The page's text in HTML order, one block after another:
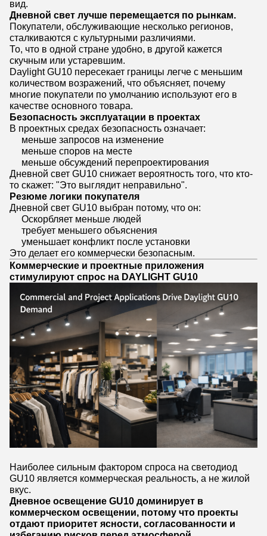
вид.
Дневной свет лучше перемещается по рынкам.
Покупатели, обслуживающие несколько регионов,
сталкиваются с культурными различиями.
То, что в одной стране удобно, в другой кажется
скучным или устаревшим.
Daylight GU10 пересекает границы легче с меньшим
количеством возражений, что объясняет, почему
многие покупатели по умолчанию используют его в
качестве основного товара.
Безопасность эксплуатации в проектах
В проектных средах безопасность означает:
меньше запросов на изменение
меньше споров на месте
меньше обсуждений перепроектирования
Дневной свет GU10 снижает вероятность того, что кто-
то скажет: "Это выглядит неправильно".
Резюме логики покупателя
Дневной свет GU10 выбран потому, что он:
Оскорбляет меньше людей
требует меньшего объяснения
уменьшает конфликт после установки
Это делает его коммерчески безопасным.
Коммерческие и проектные приложения
стимулируют спрос на DAYLIGHT GU10
Наиболее сильным фактором спроса на светодиод
GU10 является коммерческая реальность, а не жилой
вкус.
Дневное освещение GU10 доминирует в
коммерческом освещении, потому что проекты
отдают приоритет ясности, согласованности и